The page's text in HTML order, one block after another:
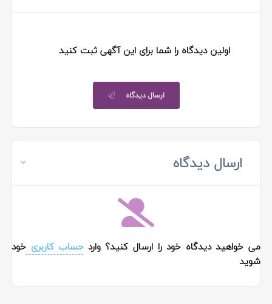
اولین دیدگاه را شما برای این آگهی ثبت کنید
ارسال دیدگاه
ارسال دیدگاه
می خواهید دیدگاه خود را ارسال کنید؟ واردحساب کاربریخود
شوید